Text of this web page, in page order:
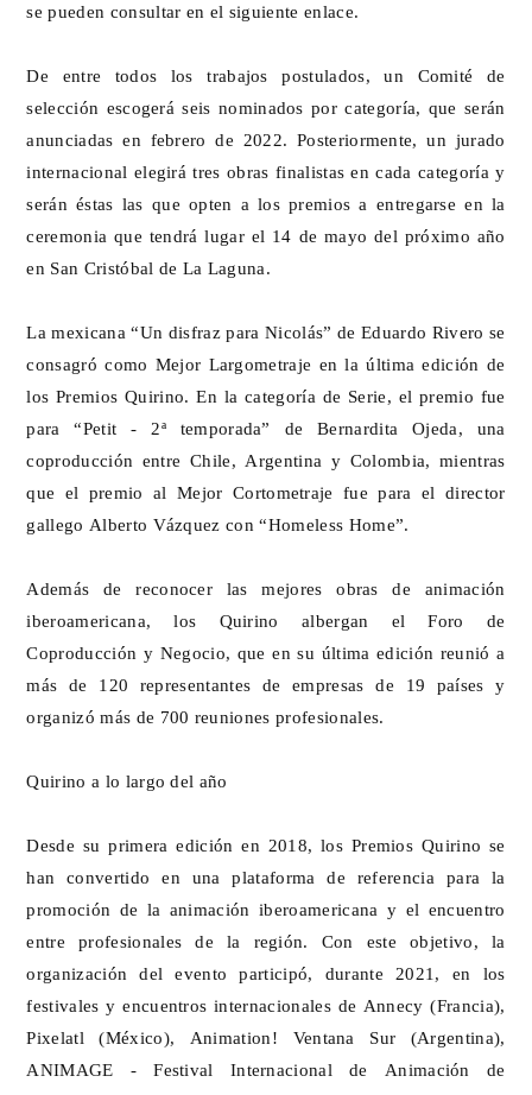
se pueden consultar en el siguiente enlace
De entre todos los trabajos postulados, un Comité de
selección escogerá seis nominados por categoría, que serán
anunciadas en febrero de 2022. Posteriormente, un jurado
internacional elegirá tres obras finalistas en cada categoría y
serán éstas las que opten a los premios a entregarse en la
ceremonia que tendrá lugar el 14 de mayo del próximo año
en San Cristóbal de La Laguna.
La mexicana “Un disfraz para Nicolás” de Eduardo Rivero se
consagró como Mejor Largometraje en la última edición de
los Premios Quirino. En la categoría de Serie, el premio fue
para “Petit - 2ª temporada” de Bernardita Ojeda, una
coproducción entre Chile, Argentina y Colombia, mientras
que el premio al Mejor Cortometraje fue para el director
gallego Alberto Vázquez con “Homeless Home”.
Además de reconocer las mejores obras de animación
iberoamericana, los Quirino albergan el Foro de
Coproducción y Negocio, que en su última edición reunió a
más de 120 representantes de empresas de 19 países y
organizó más de 700 reuniones profesionales.
Quirino a lo largo del año
Desde su primera edición en 2018, los Premios Quirino se
han convertido en una plataforma de referencia para la
promoción de la animación iberoamericana y el encuentro
entre profesionales de la región. Con este objetivo, la
organización del evento participó, durante 2021, en los
festivales y encuentros internacionales de Annecy (Francia),
Pixelatl (México), Animation! Ventana Sur (Argentina),
ANIMAGE - Festival Internacional de Animación de